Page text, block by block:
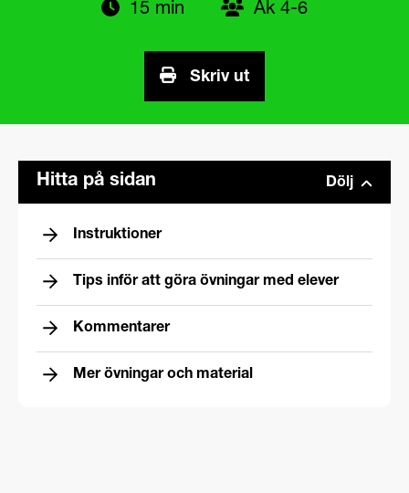
15 min
Åk 4-6
Skriv ut
Hitta på sidan Dölj
Instruktioner
Tips inför att göra övningar med elever
Kommentarer
Mer övningar och material